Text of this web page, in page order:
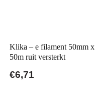
Klika – e filament 50mm x
50m ruit versterkt
€6,71